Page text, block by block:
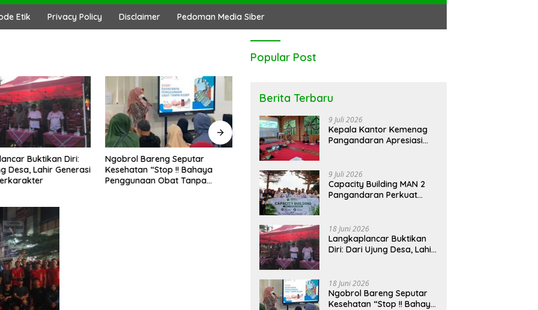
Etik Privacy Policy Disclaimer Pedoman Media Siber
Buktikan Diri:
Desa, Lahir Generasi
Ngobrol Bareng Seputar
Kesehatan “Stop !! Bahaya
Penggunaan Obat Tanpa
Peringati Hari DBD Asean RSUD
Pandega Pangandaran Ajak
Masyarakat Bersatu Dalam
Pencegahan
Leher Bersama Fisioterapi
Popular Post
Berita Terbaru
9 Juli 2026
Kepala Kantor Kemenag
Pangandaran Apresiasi
Pangandaran, Tekankan
Pentingnya Sinergi Antar
Lini
9 Juli 2026
Capacity Building MAN 2
Pangandaran Perkuat
18 Juni 2026
Langkaplancar Buktikan
Diri: Dari Ujung Desa, Lahir
18 Juni 2026
Ngobrol Bareng Seputar
Kesehatan “Stop !! Bahaya